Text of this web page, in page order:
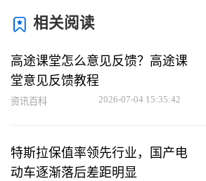
相关阅读
高途课堂怎么意见反馈？高途课
堂意见反馈教程
资讯百科 2026-07-04 15:35:42
特斯拉保值率领先行业，国产电
动车逐渐落后差距明显